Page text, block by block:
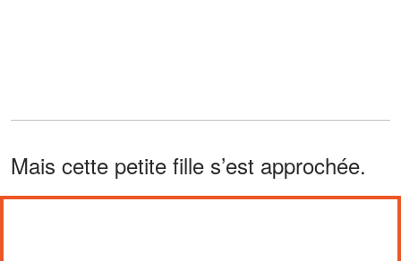
Mais cette petite fille s’est approchée.